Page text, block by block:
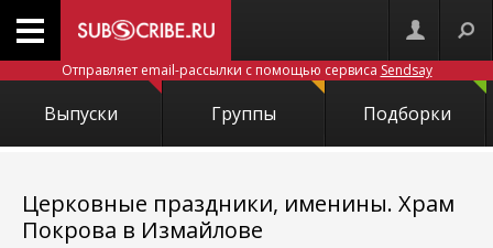
Отправляет email-рассылки с помощью сервиса Sendsay
Выпуски Группы Подборки
Церковные праздники, именины. Храм
Покрова в Измайлове